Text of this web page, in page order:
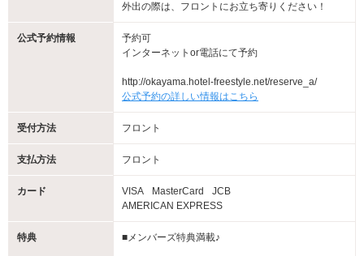
外出の際は、フロントにお立ち寄りください！
公式予約情報
予約可
インターネットor電話にて予約
http://okayama.hotel-freestyle.net/reserve_a/
公式予約の詳しい情報はこちら
受付方法 フロント
支払方法 フロント
カード VISA MasterCard
JCB
AMERICAN EXPRESS
特典 ■メンバーズ特典満載♪